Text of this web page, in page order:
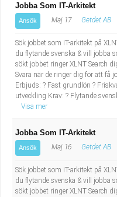
Jobba Som IT-Arkitekt
Ansök Maj 17 Getdet AB
Sök jobbet som IT-arkitekt på
du flytande svenska & vill jobba
sökt jobbet ringer XLNT Search
Svara när de ringer dig för att få
Erbjuds: ? Fast grundlön ?
utveckling Krav: ? Flytande
Visa mer
Jobba Som IT-Arkitekt
Ansök Maj 16 Getdet AB
Sök jobbet som IT-arkitekt på
du flytande svenska & vill jobba
sökt jobbet ringer XLNT Search